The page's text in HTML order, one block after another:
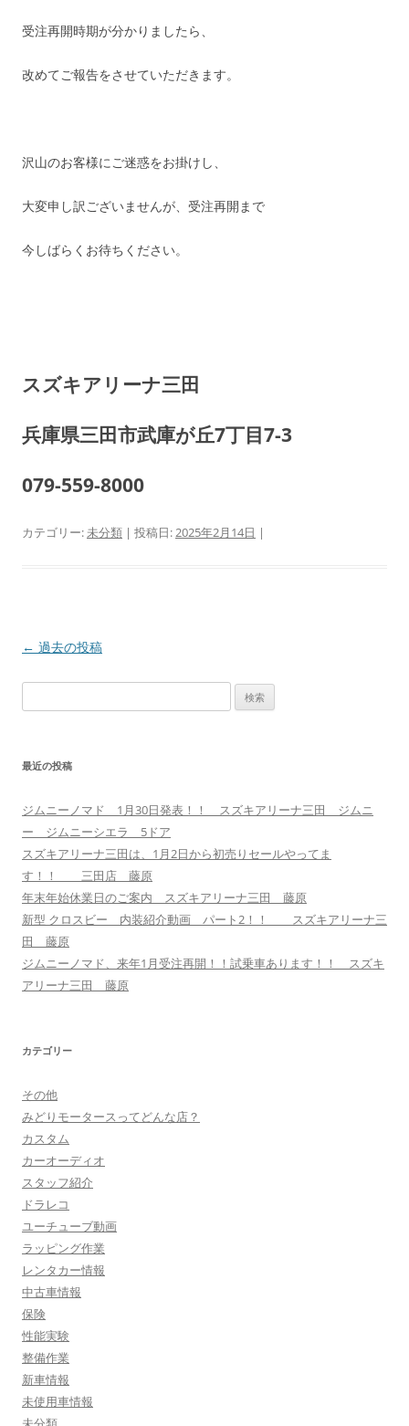
受注再開時期が分かりましたら、
改めてご報告をさせていただきます。
沢山のお客様にご迷惑をお掛けし、
大変申し訳ございませんが、受注再開まで
今しばらくお待ちください。
スズキアリーナ三田
兵庫県三田市武庫が丘7丁目7-3
079-559-8000
カテゴリー:未分類 | 投稿日:2025年2月14日 |
投
ー
ン
← 過去の投稿
索:
最近の投稿
ジムニーノマド 1月30日発表！！ スズキアリーナ三田 ジムニ
ー ジムニーシエラ 5ドア
スズキアリーナ三田は、1月2日から初売りセールやってま
す！！ 三田店 藤原
年末年始休業日のご案内 スズキアリーナ三田 藤原
新型 クロスビー 内装紹介動画 パート2！！ スズキアリーナ三
田 藤原
ジムニーノマド、来年1月受注再開！！試乗車あります！！ スズキ
アリーナ三田 藤原
カテゴリー
その他
みどりモータースってどんな店？
カスタム
カーオーディオ
スタッフ紹介
ドラレコ
ユーチューブ動画
ラッピング作業
レンタカー情報
中古車情報
保険
性能実験
整備作業
新車情報
未使用車情報